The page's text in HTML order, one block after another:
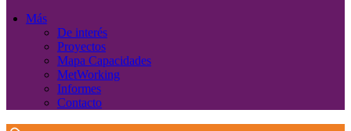
Más
De interés
Proyectos
Mapa Capacidades
MetWorking
Informes
Contacto